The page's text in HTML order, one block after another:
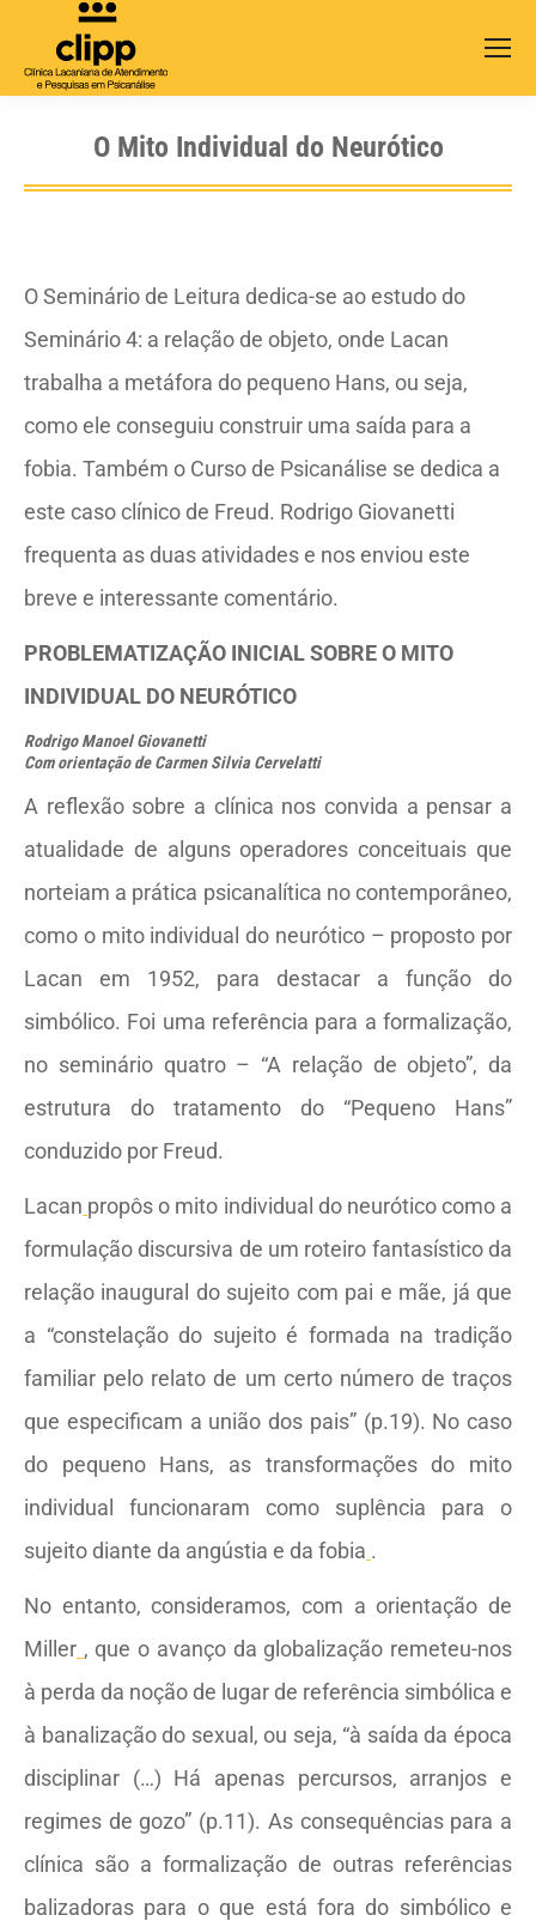
O Mito Individual do Neurótico
O Seminário de Leitura dedica-se ao estudo do
Seminário 4: a relação de objeto, onde Lacan
trabalha a metáfora do pequeno Hans, ou seja,
como ele conseguiu construir uma saída para a
fobia. Também o Curso de Psicanálise se dedica a
este caso clínico de Freud. Rodrigo Giovanetti
frequenta as duas atividades e nos enviou este
breve e interessante comentário.
PROBLEMATIZAÇÃO INICIAL SOBRE O MITO
INDIVIDUAL DO NEURÓTICO
Rodrigo Manoel Giovanetti
Com orientação de Carmen Silvia Cervelatti
A reflexão sobre a clínica nos convida a pensar a
atualidade de alguns operadores conceituais que
norteiam a prática psicanalítica no contemporâneo,
como o mito individual do neurótico – proposto por
Lacan em 1952, para destacar a função do
simbólico. Foi uma referência para a formalização,
no seminário quatro – “A relação de objeto”, da
estrutura do tratamento do “Pequeno Hans”
conduzido por Freud.
Lacan propôs o mito individual do neurótico como a
formulação discursiva de um roteiro fantasístico da
relação inaugural do sujeito com pai e mãe, já que
a “constelação do sujeito é formada na tradição
familiar pelo relato de um certo número de traços
que especificam a união dos pais” (p.19). No caso
do pequeno Hans, as transformações do mito
individual funcionaram como suplência para o
sujeito diante da angústia e da fobia .
No entanto, consideramos, com a orientação de
Miller , que o avanço da globalização remeteu-nos
à perda da noção de lugar de referência simbólica e
à banalização do sexual, ou seja, “à saída da época
disciplinar (…) Há apenas percursos, arranjos e
regimes de gozo” (p.11). As consequências para a
clínica são a formalização de outras referências
balizadoras para o que está fora do simbólico e